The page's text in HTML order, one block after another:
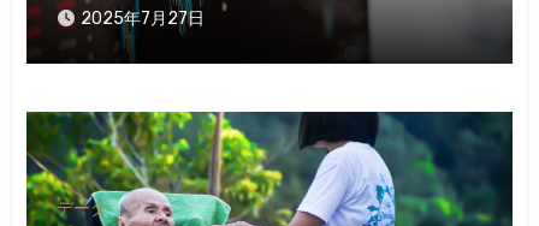
2025年7月27日
データ